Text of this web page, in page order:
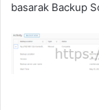
basarak Backup